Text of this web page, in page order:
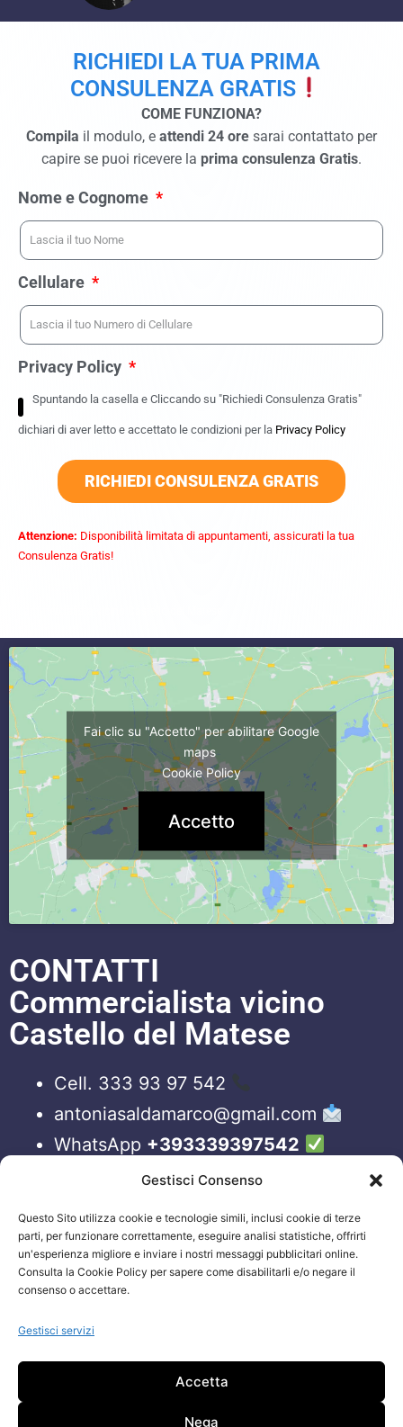
Gestisci Consenso
Questo Sito utilizza cookie e tecnologie simili, inclusi cookie di terze
parti, per funzionare correttamente, eseguire analisi statistiche, offrirti
un'esperienza migliore e inviare i nostri messaggi pubblicitari online.
Consulta la Cookie Policy per sapere come disabilitarli e/o negare il
consenso o accettare.
Gestisci servizi
Accetta
Nega
RICHIEDI LA TUA PRIMA
CONSULENZA GRATIS
COME FUNZIONA?
Compila il modulo, e attendi 24 ore sarai contattato per
capire se puoi ricevere la prima consulenza Gratis.
Nome e Cognome
Cellulare
Privacy Policy
Spuntando la casella e Cliccando su "Richiedi Consulenza Gratis"
dichiari di aver letto e accettato le condizioni per la Privacy Policy
RICHIEDI CONSULENZA GRATIS
Attenzione: Disponibilità limitata di appuntamenti, assicurati la tua
Consulenza Gratis!
Fai clic su "Accetto" per abilitare Google
maps
Cookie Policy
Accetto
CONTATTI
Commercialista vicino
Castello del Matese
Cell. 333 93 97 542
antoniasaldamarco@gmail.com
WhatsApp +393339397542
ORARI APERTURA UFFICI
Lun-Ven 09:00 – 19:00
Siamo sempre attivi e online sui nostri social.
Non esiti a contattarci, anche fuori gli orari
sopraelencati via email.
Attenzione: Si riceve solo su appuntamento.